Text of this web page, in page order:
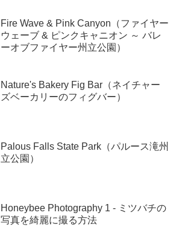
Fire Wave & Pink Canyon（ファイヤー
ウェーブ & ピンクキャニオン ～ バレ
ーオブファイヤー州立公園）
Nature's Bakery Fig Bar（ネイチャー
ズベーカリーのフィグバー）
Palous Falls State Park（パルース滝州
立公園）
Honeybee Photography 1 - ミツバチの
写真を綺麗に撮る方法